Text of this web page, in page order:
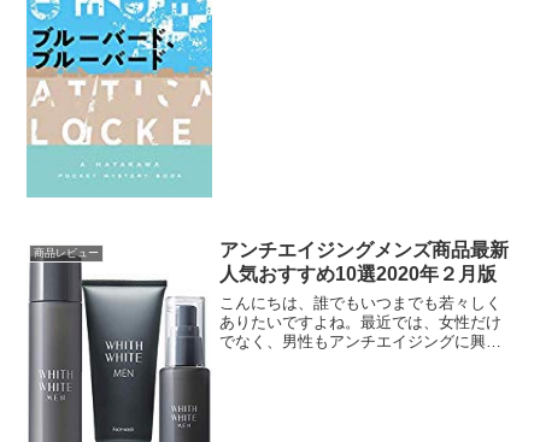
商品レビュー
アンチエイジングメンズ商品最新
人気おすすめ10選2020年２月版
こんにちは、誰でもいつまでも若々しく
ありたいですよね。最近では、女性だけ
でなく、男性もアンチエイジングに興味